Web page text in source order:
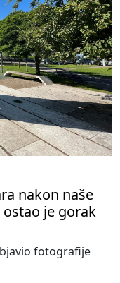
nakon naše
je gorak
fotografije